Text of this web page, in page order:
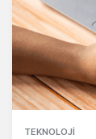
TEKNOLOJI